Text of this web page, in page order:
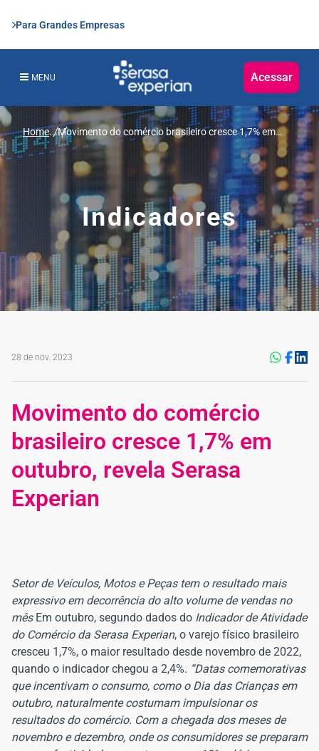
Para Grandes Empresas
MENU Acessar
Home...Movimento do comércio brasileiro cresce 1,7% em
outubro, revela Serasa Experian
Indicadores
28 de nov. 2023
Movimento do comércio
brasileiro cresce 1,7% em
outubro, revela Serasa
Experian
Setor de Veículos, Motos e Peças tem o resultado mais
expressivo em decorrência do alto volume de vendas no
mêsEm outubro, segundo dados do Indicador de Atividade
do Comércio da Serasa Experian, o varejo físico brasileiro
cresceu 1,7%, o maior resultado desde novembro de 2022,
quando o indicador chegou a 2,4%. “Datas comemorativas
que incentivam o consumo, como o Dia das Crianças em
outubro, naturalmente costumam impulsionar os
resultados do comércio. Com a chegada dos meses de
novembro e dezembro, onde os consumidores se preparam